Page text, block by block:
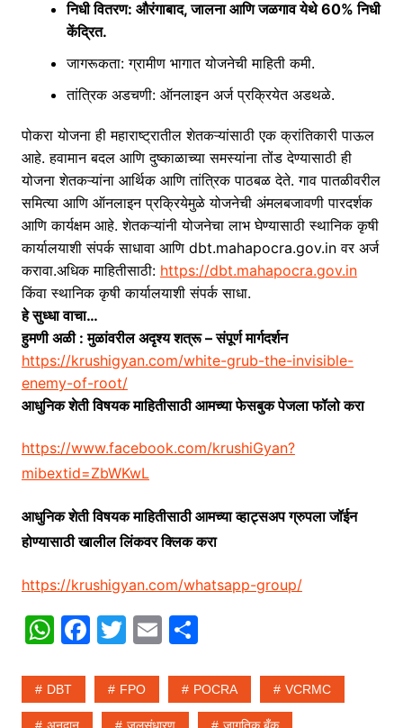
निधी वितरण: औरंगाबाद, जालना आणि जळगाव येथे 60% निधी
केंद्रित.
जागरूकता: ग्रामीण भागात योजनेची माहिती कमी.
तांत्रिक अडचणी: ऑनलाइन अर्ज प्रक्रियेत अडथळे.
पोकरा योजना ही महाराष्ट्रातील शेतकऱ्यांसाठी एक क्रांतिकारी पाऊल
आहे. हवामान बदल आणि दुष्काळाच्या समस्यांना तोंड देण्यासाठी ही
योजना शेतकऱ्यांना आर्थिक आणि तांत्रिक पाठबळ देते. गाव पातळीवरील
समित्या आणि ऑनलाइन प्रक्रियेमुळे योजनेची अंमलबजावणी पारदर्शक
आणि कार्यक्षम आहे. शेतकऱ्यांनी योजनेचा लाभ घेण्यासाठी स्थानिक कृषी
कार्यालयाशी संपर्क साधावा आणि dbt.mahapocra.gov.in वर अर्ज
करावा.अधिक माहितीसाठी: https://dbt.mahapocra.gov.in
किंवा स्थानिक कृषी कार्यालयाशी संपर्क साधा.
हे सुध्धा वाचा…
हुमणी अळी : मुळांवरील अदृश्य शत्रू – संपूर्ण मार्गदर्शन
https://krushigyan.com/white-grub-the-invisible-
enemy-of-root/
आधुनिक शेती विषयक माहितीसाठी आमच्या फेसबुक पेजला फॉलो करा
https://www.facebook.com/krushiGyan?
mibextid=ZbWKwL
आधुनिक शेती विषयक माहितीसाठी आमच्या व्हाट्सअप ग्रुपला जॉईन
होण्यासाठी खालील लिंकवर क्लिक करा
https://krushigyan.com/whatsapp-group/
W
at
s
F
c
e
T
itt
er
E
ai
l
S
ar
e
DBT FPO POCRA VCRMC
अनुदान जलसंधारण जागतिक बँक